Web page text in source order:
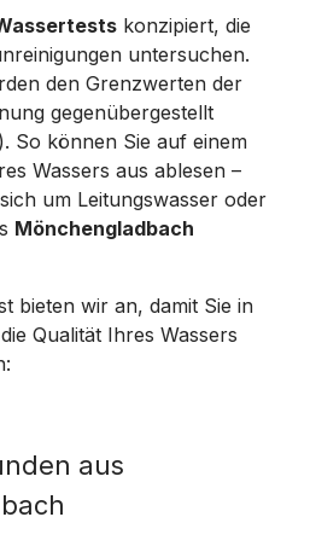
konzipiert, die
untersuchen.
den Grenzwerten der
gegenübergestellt
So können Sie auf einem
Wassers aus ablesen –
um Leitungswasser oder
Mönchengladbach
bieten wir an, damit Sie in
Qualität Ihres Wassers
aus